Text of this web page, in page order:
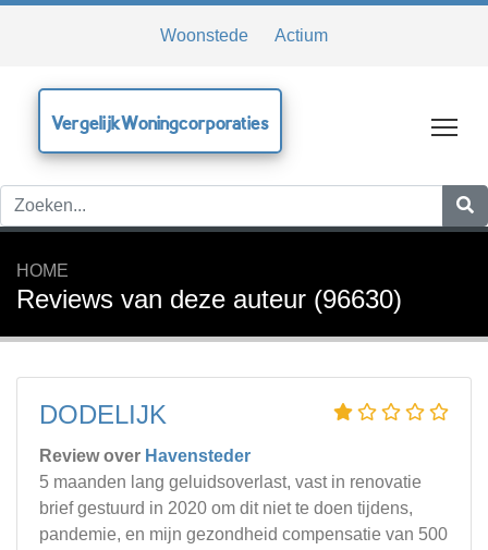
Woonstede Actium
VergelijkWoningcorporaties
HOME
Reviews van deze auteur (96630)
DODELIJK
Review over Havensteder
5 maanden lang geluidsoverlast, vast in renovatie
brief gestuurd in 2020 om dit niet te doen tijdens,
pandemie, en mijn gezondheid compensatie van 500